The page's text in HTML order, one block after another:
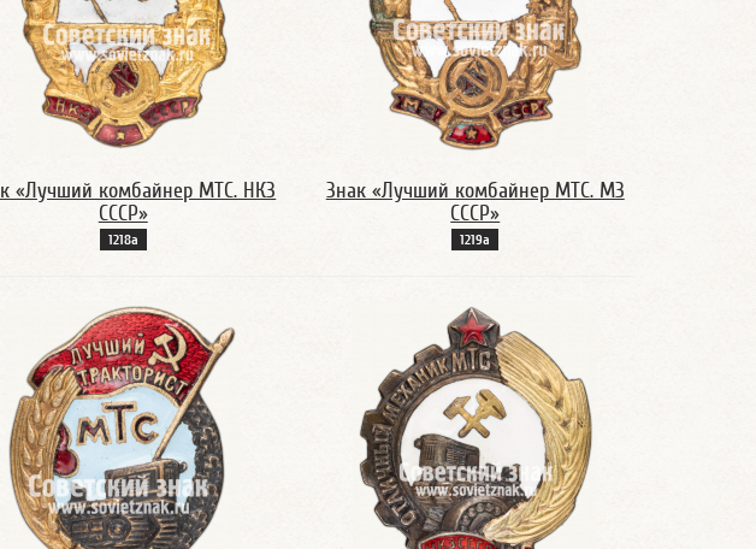
«Лучший комбайнер МТС. НКЗ
СССР»
1218а
Знак «Лучший комбайнер МТС. МЗ
СССР»
1219а